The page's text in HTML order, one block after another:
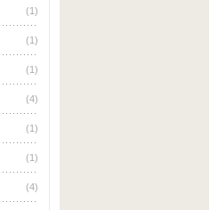
(1)
(1)
(1)
(4)
(1)
(1)
(4)